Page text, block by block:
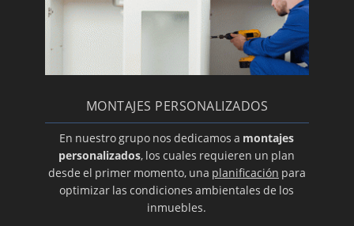
Instalación de su aire acondicionado Daikin
Repuestos: un condensador para su aire
acondicionado
Aire acondicionado en Zaragoza
Reparación de equipos de aire acondicionado
Cassettes
Conductos
Aire acondicionado con bomba de calor
MONTAJES PERSONALIZADOS
En nuestro grupo nos dedicamos a montajes
personalizados, los cuales requieren un plan
desde el primer momento, una planificación para
optimizar las condiciones ambientales de los
inmuebles.